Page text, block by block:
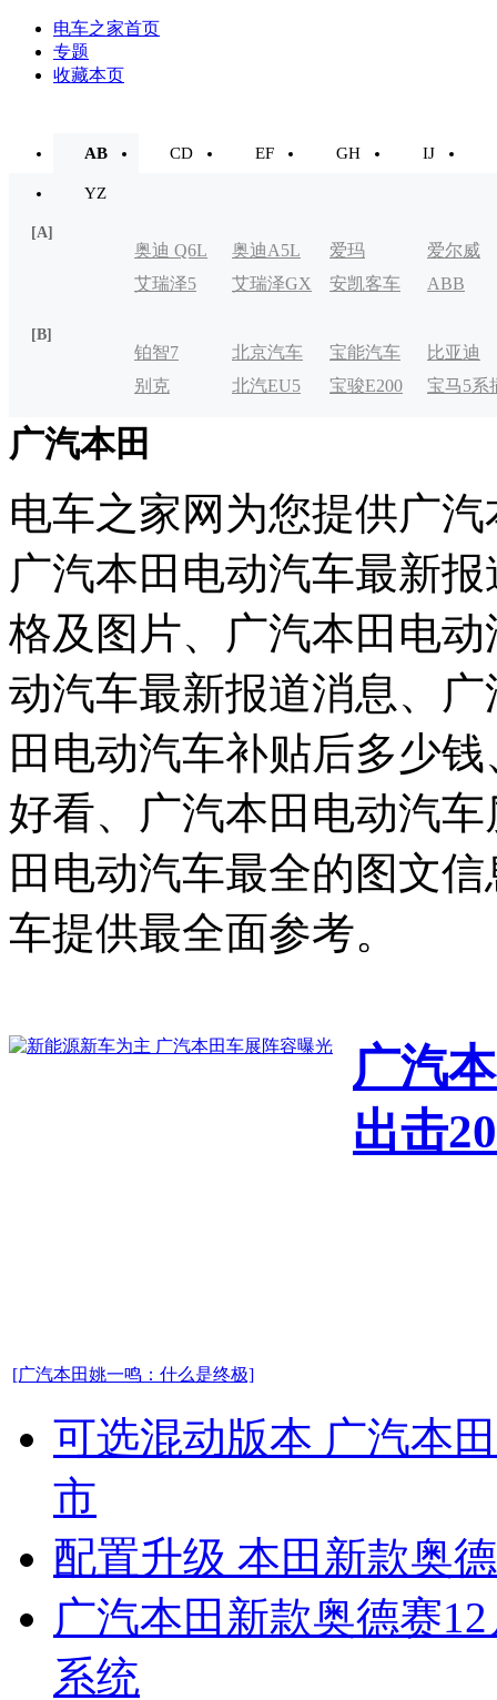
电车之家首页
专题
收藏本页
AB CD EF GH IJ
YZ
[A]
奥迪 Q6L
e-tron
奥迪A5L 爱玛
爱尔威
艾瑞泽5
艾瑞泽GX 安凯客车 ABB
[B]
铂智7 北京汽车
制造厂
宝能汽车
比亚迪
别克
VELITE
北汽EU5 宝骏E200 宝马5系
广汽本田
电车之家网为您提供广
广汽本田电动汽车最新
格及图片、广汽本田电
动汽车最新报道消息、
田电动汽车补贴后多少
好看、广汽本田电动汽
田电动汽车最全的图文
车提供最全面参考。
广汽
出击
[广汽本田姚一鸣：什么是终极]
可选混动版本 广汽本
市
配置升级 本田新款奥
广汽本田新款奥德赛
系统